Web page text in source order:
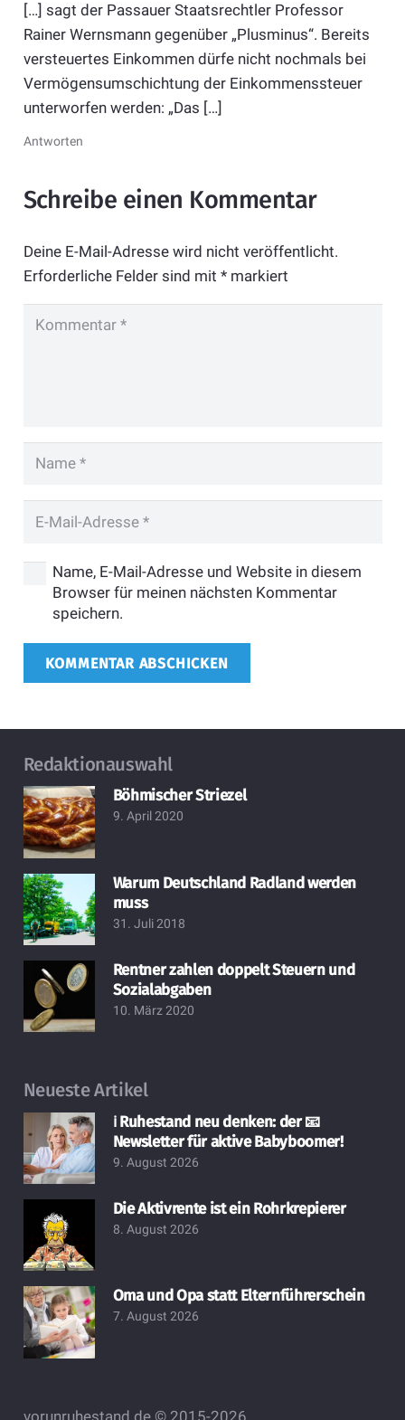
[…] sagt der Passauer Staatsrechtler Professor
Rainer Wernsmann gegenüber „Plusminus“. Bereits
versteuertes Einkommen dürfe nicht nochmals bei
Vermögensumschichtung der Einkommenssteuer
unterworfen werden: „Das […]
Antworten
Schreibe einen Kommentar
Deine E-Mail-Adresse wird nicht veröffentlicht.
Erforderliche Felder sind mit *markiert
Name, E-Mail-Adresse und Website in diesem
Browser für meinen nächsten Kommentar
speichern.
KOMMENTAR ABSCHICKEN
Redaktionauswahl
Böhmischer Striezel
9. April 2020
Warum Deutschland Radland werden
muss
31. Juli 2018
Rentner zahlen doppelt Steuern und
Sozialabgaben
10. März 2020
Neueste Artikel
ℹ️ Ruhestand neu denken: der 📧
Newsletter für aktive Babyboomer!
9. August 2026
Die Aktivrente ist ein Rohrkrepierer
8. August 2026
Oma und Opa statt Elternführerschein
7. August 2026
vorunruhestand.de © 2015-2026